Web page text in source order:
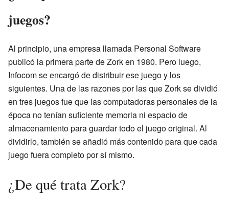
juegos?
Al principio, una empresa llamada Personal Software
publicó la primera parte de Zork en 1980. Pero luego,
Infocom se encargó de distribuir ese juego y los
siguientes. Una de las razones por las que Zork se dividió
en tres juegos fue que las computadoras personales de la
época no tenían suficiente memoria ni espacio de
almacenamiento para guardar todo el juego original. Al
dividirlo, también se añadió más contenido para que cada
juego fuera completo por sí mismo.
¿De qué trata Zork?